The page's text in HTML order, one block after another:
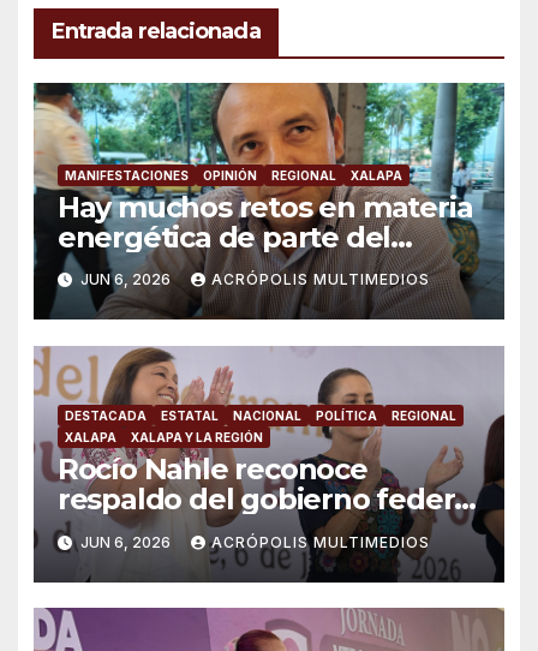
Entrada relacionada
MANIFESTACIONES OPINIÓN REGIONAL XALAPA
Hay muchos retos en materia
energética de parte del
gobierno: “Movimiento de
Lucha Social”
JUN 6, 2026 ACRÓPOLIS MULTIMEDIOS
DESTACADA ESTATAL NACIONAL POLÍTICA
REGIONAL
XALAPA
XALAPA Y LA REGIÓN
Rocío Nahle reconoce
respaldo del gobierno federal
en beneficio de los jóvenes
JUN 6, 2026 ACRÓPOLIS MULTIMEDIOS